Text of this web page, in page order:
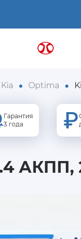
Kia Optima
Гарантия
3 года
АКПП,